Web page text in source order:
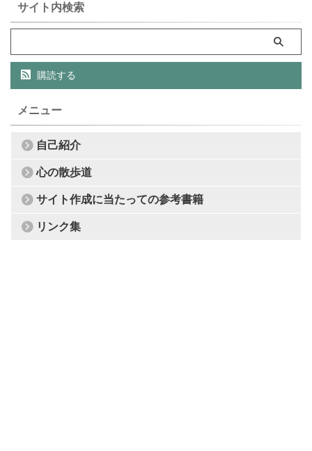
サイト内検索
購読する
メニュー
自己紹介
心の散歩道
サイト作成に当たっての参考書籍
リンク集